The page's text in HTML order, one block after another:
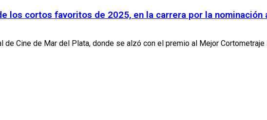
los cortos favoritos de 2025, en la carrera por la nominación
Cine de Mar del Plata, donde se alzó con el premio al Mejor Cortometraje